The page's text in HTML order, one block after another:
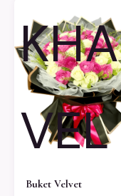
VEL
Buket Velvet